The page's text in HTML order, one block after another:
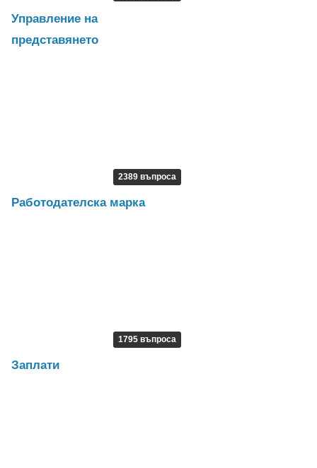
Управление на
представянето
2389 въпроса
Работодателска марка
1795 въпроса
Заплати